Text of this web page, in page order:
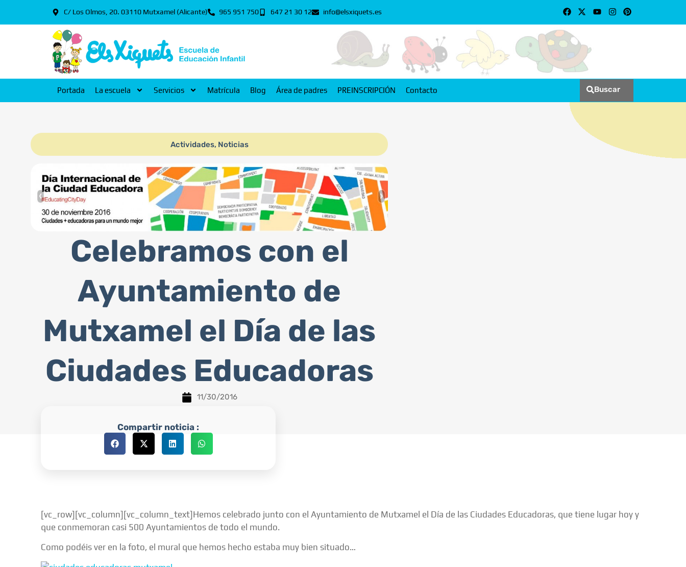
C/ Los Olmos, 20. 03110 Mutxamel (Alicante) 965 951 750 647 21 30 12 info@elsxiquets.es
Portada La escuela Servicios Matrícula Blog Área de padres PREINSCRIPCIÓN Contacto Buscar
Actividades, Noticias
Celebramos con el
Ayuntamiento de
Mutxamel el Día de las
Ciudades Educadoras
11/30/2016
Compartir noticia :
[vc_row][vc_column][vc_column_text]Hemos celebrado junto con el Ayuntamiento de Mutxamel el Día de las Ciudades Educadoras, que tiene lugar hoy y
que conmemoran casi 500 Ayuntamientos de todo el mundo.
Como podéis ver en la foto, el mural que hemos hecho estaba muy bien situado…